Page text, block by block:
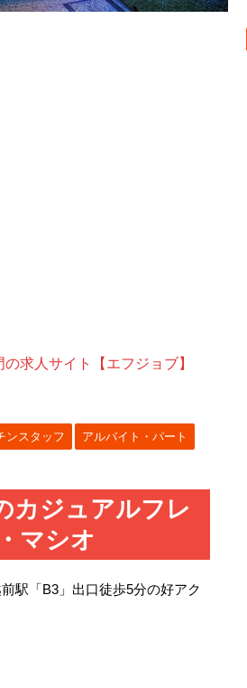
求人サイト【エフジョブ】
ンスタッフ アルバイト・パート
カジュアルフレ
マシオ
駅「B3」出口徒歩5分の好アク